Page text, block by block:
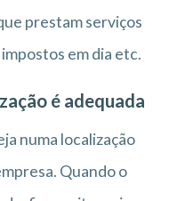
prestam serviços
em dia etc.
é adequada
numa localização
Quando o